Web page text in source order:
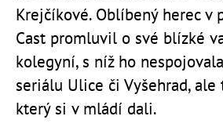
Krejčíkové. Oblíbený herec v
Cast promluvil o své blízké
kolegyní, s níž ho
seriálu Ulice či Vyšehrad, ale
který si v mládí dali.